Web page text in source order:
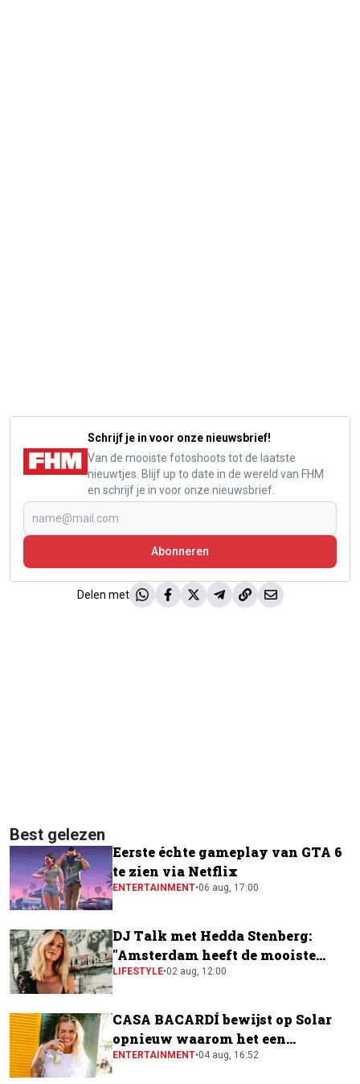
Schrijf je in voor onze nieuwsbrief!
Van de mooiste fotoshoots tot de laatste
nieuwtjes. Blijf up to date in de wereld van FHM
en schrijf je in voor onze nieuwsbrief.
Abonneren
Delen met
Best gelezen
Eerste échte gameplay van GTA 6
te zien via Netflix
ENTERTAINMENT•06 aug, 17:00
DJ Talk met Hedda Stenberg:
"Amsterdam heeft de mooiste
festivalscene van Europa"
LIFESTYLE•02 aug, 12:00
CASA BACARDÍ bewijst op Solar
opnieuw waarom het een
festivalfavoriet is
ENTERTAINMENT•04 aug, 16:52